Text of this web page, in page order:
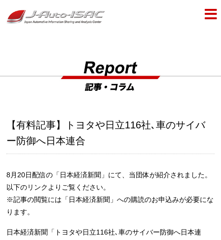
【有料記事】トヨタや日立116社､車のサイバ
ー防御へ日本連合
8月20日配信の「日本経済新聞」にて、当団体が紹介されました。
以下のリンクよりご覧ください。
※記事の閲覧には「日本経済新聞」への購読のお申込みが必要にな
ります。
日本経済新聞「トヨタや日立116社､車のサイバー防御へ日本連